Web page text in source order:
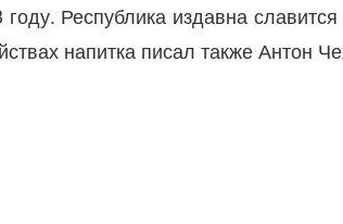
Республика издавна
напитка писал также Антон